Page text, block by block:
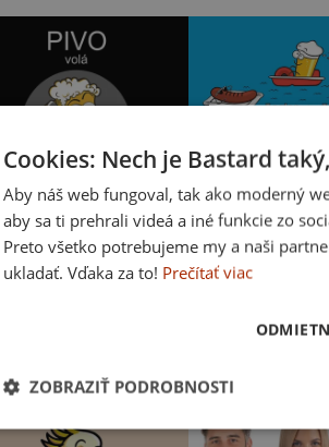
Slovenské kupko
Cookies: Nech je Bastard
Aby náš web fungoval, tak ako moderný
aby sa ti prehrali videá a iné funkcie zo
Preto všetko potrebujeme my a naši
ukladať. Vďaka za to! Prečítať viac
ZOBRAZIŤ PODROBNOSTI